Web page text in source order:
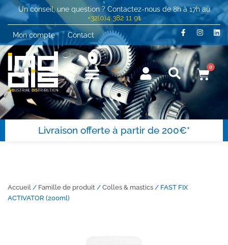
Un conseil, une question ? Contactez-nous de 8h à 17h au
+32(0)4 382 11 91
Mon compte
Contact
0
Livraison offerte à partir de 200€*
Accueil / Famille de produit / Colles & mastics / FAST FIX
ACTIVATOR (200ml)